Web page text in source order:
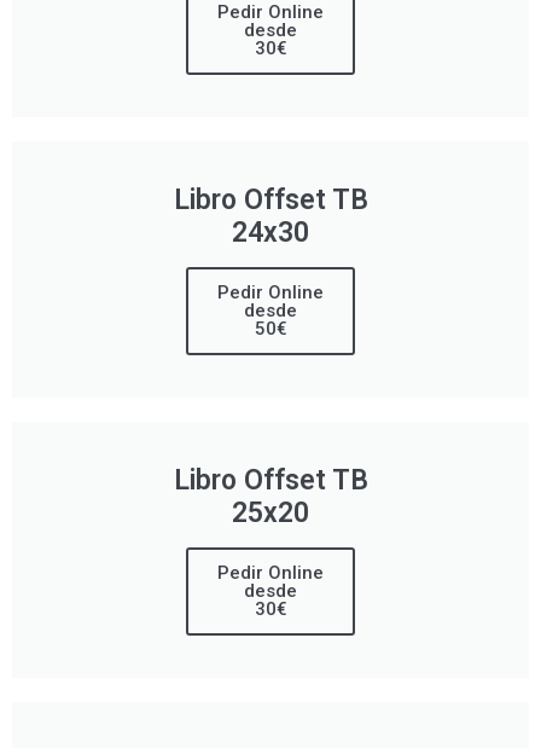
Pedir Online
desde
30€
Libro Offset TB
24x30
Pedir Online
desde
50€
Libro Offset TB
25x20
Pedir Online
desde
30€